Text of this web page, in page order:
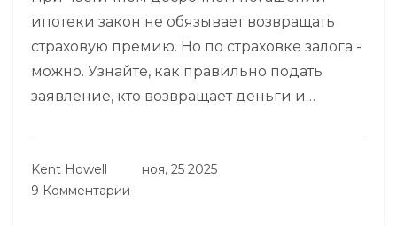
ипотеки закон не обязывает возвращать
страховую премию. Но по страховке залога -
можно. Узнайте, как правильно подать
заявление, кто возвращает деньги и
Kent Howell
ноя, 25 2025
9 Комментарии